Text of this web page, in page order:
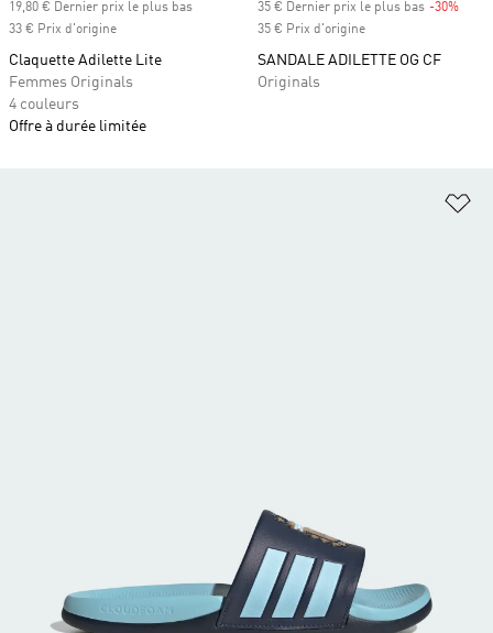
19,80 € Dernier prix le plus bas
33 € Prix d'origine
Claquette Adilette Lite
Femmes Originals
4 couleurs
Offre à durée limitée
35 € Dernier prix le plus bas -30%
35 € Prix d'origine
SANDALE ADILETTE OG CF
Originals